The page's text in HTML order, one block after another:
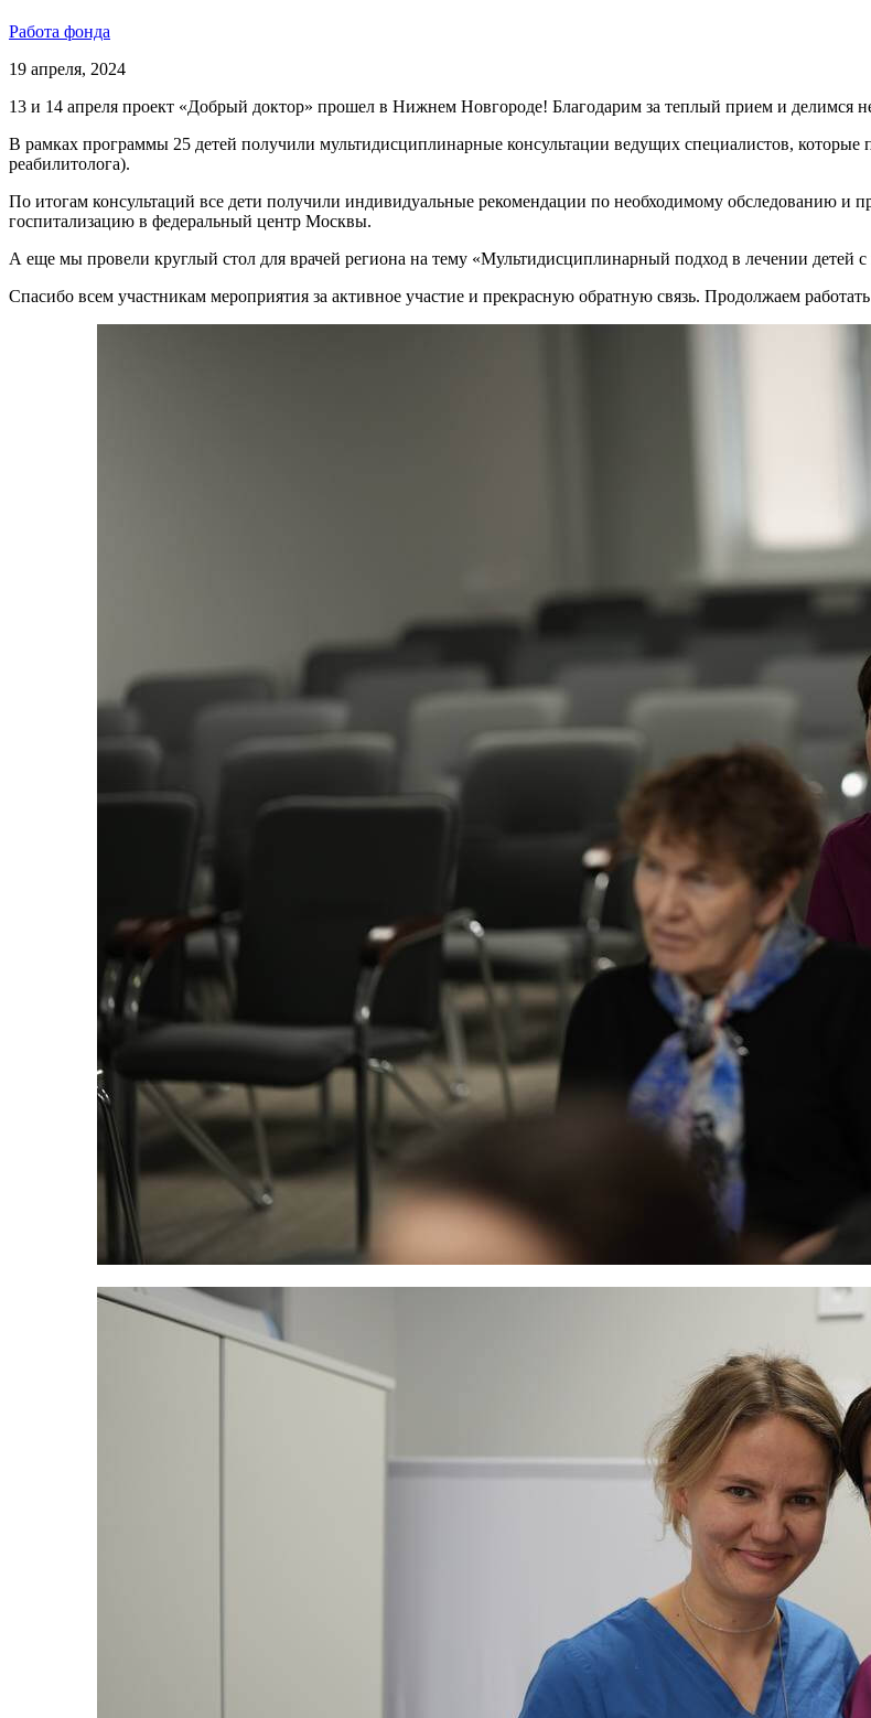
Работа фонда
19 апреля, 2024
13 и 14 апреля проект «Добрый доктор» прошел в Нижнем Новгороде! Благодарим за теплый прием и делимся
В рамках программы 25 детей получили мультидисциплинарные консультации ведущих специалистов,
реабилитолога).
По итогам консультаций все дети получили индивидуальные рекомендации по необходимому обследованию и
госпитализацию в федеральный центр Москвы.
А еще мы провели круглый стол для врачей региона на тему «Мультидисциплинарный подход в лечении детей
Спасибо всем участникам мероприятия за активное участие и прекрасную обратную связь. Продолжаем